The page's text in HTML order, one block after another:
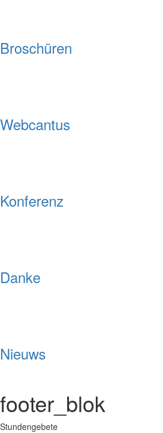
Broschüren
Webcantus
Konferenz
Danke
Nieuws
footer_blok
Stundengebete